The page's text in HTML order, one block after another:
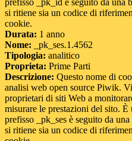
prefisso _pk_id è seguito da una
si ritiene sia un codice di
cookie.
Durata: 1 anno
Nome: _pk_ses.1.4562
Tipologia: analitico
Proprieta: Prime Parti
Descrizione: Questo nome di
analisi web open source Piwik.
proprietari di siti Web a
misurare le prestazioni del sito.
prefisso _pk_ses è seguito da
si ritiene sia un codice di